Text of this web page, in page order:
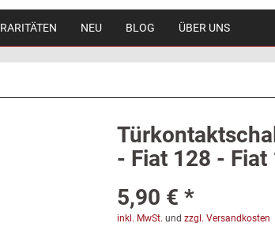
RARITÄTEN NEU BLOG ÜBER UNS
- Fiat 128 - Fiat
5,90 € *
inkl. MwSt. und zzgl. Versandkosten